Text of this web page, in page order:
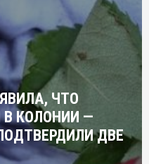
ЧТО
В КОЛОНИИ —
ДВЕ